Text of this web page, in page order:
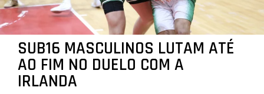
SUB16 MASCULINOS LUTAM ATÉ
AO FIM NO DUELO COM A
IRLANDA